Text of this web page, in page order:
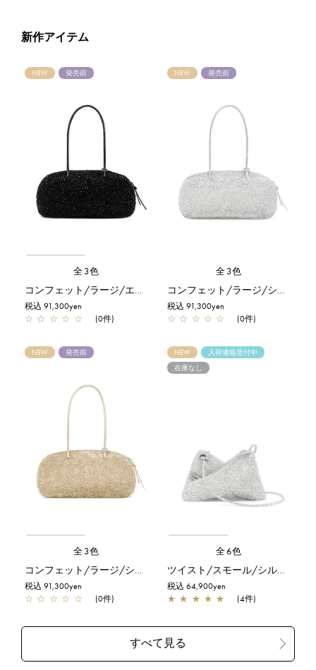
新作アイテム
NEW 発売前
全3色
コンフェット/ラージ/エナメルブラック
税込 91,300yen
☆ ☆ ☆ ☆ ☆ (0件)
NEW 発売前
全3色
コンフェット/ラージ/シルバー
税込 91,300yen
☆ ☆ ☆ ☆ ☆ (0件)
NEW 発売前
全3色
コンフェット/ラージ/シルバーゴールド
税込 91,300yen
☆ ☆ ☆ ☆ ☆ (0件)
NEW
入荷連絡受付中
在庫なし
全6色
ツイスト/スモール/シルバー
税込 64,900yen
★ ★ ★ ★ ★ (4件)